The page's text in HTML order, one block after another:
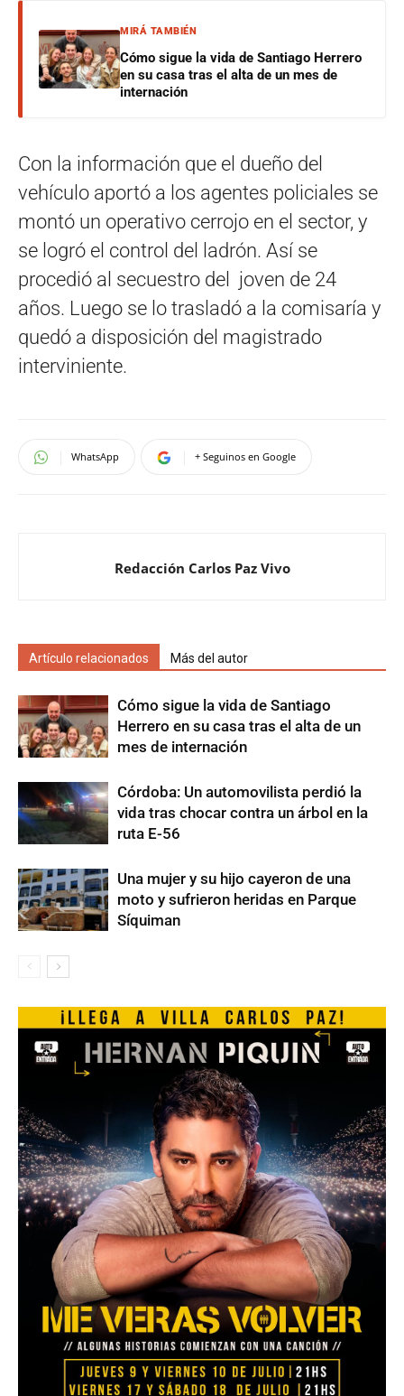
MIRÁ TAMBIÉN
Cómo sigue la vida de Santiago Herrero
en su casa tras el alta de un mes de
internación
Con la información que el dueño del
vehículo aportó a los agentes policiales se
montó un operativo cerrojo en el sector, y
se logró el control del ladrón. Así se
procedió al secuestro del joven de 24
años. Luego se lo trasladó a la comisaría y
quedó a disposición del magistrado
interviniente.
WhatsApp + Seguinos en Google
Redacción Carlos Paz Vivo
Artículo relacionados Más del autor
Cómo sigue la vida de Santiago
Herrero en su casa tras el alta de un
mes de internación
Córdoba: Un automovilista perdió la
vida tras chocar contra un árbol en la
ruta E-56
Una mujer y su hijo cayeron de una
moto y sufrieron heridas en Parque
Síquiman